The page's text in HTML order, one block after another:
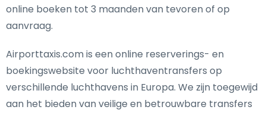
online boeken tot 3 maanden van tevoren of op
aanvraag.
Airporttaxis.com is een online reserverings- en
boekingswebsite voor luchthaventransfers op
verschillende luchthavens in Europa. We zijn toegewijd
aan het bieden van veilige en betrouwbare transfers